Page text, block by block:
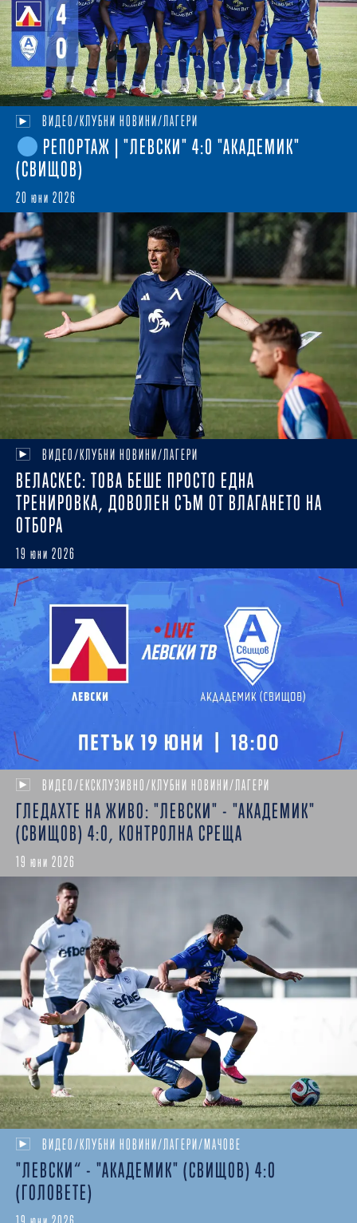
ВИДЕО/КЛУБНИ НОВИНИ/ЛАГЕРИ
РЕПОРТАЖ | "ЛЕВСКИ" 4:0 "АКАДЕМИК"
(СВИЩОВ)
20 юни 2026
ВИДЕО/КЛУБНИ НОВИНИ/ЛАГЕРИ
ВЕЛАСКЕС: ТОВА БЕШЕ ПРОСТО ЕДНА
ТРЕНИРОВКА, ДОВОЛЕН СЪМ ОТ ВЛАГАНЕТО НА
ОТБОРА
19 юни 2026
ВИДЕО/ЕКСКЛУЗИВНО/КЛУБНИ НОВИНИ/ЛАГЕРИ
ГЛЕДАХТЕ НА ЖИВО: "ЛЕВСКИ" - "АКАДЕМИК"
(СВИЩОВ) 4:0, КОНТРОЛНА СРЕЩА
19 юни 2026
ВИДЕО/КЛУБНИ НОВИНИ/ЛАГЕРИ/МАЧОВЕ
"ЛЕВСКИ“ - "АКАДЕМИК" (СВИЩОВ) 4:0
(ГОЛОВЕТЕ)